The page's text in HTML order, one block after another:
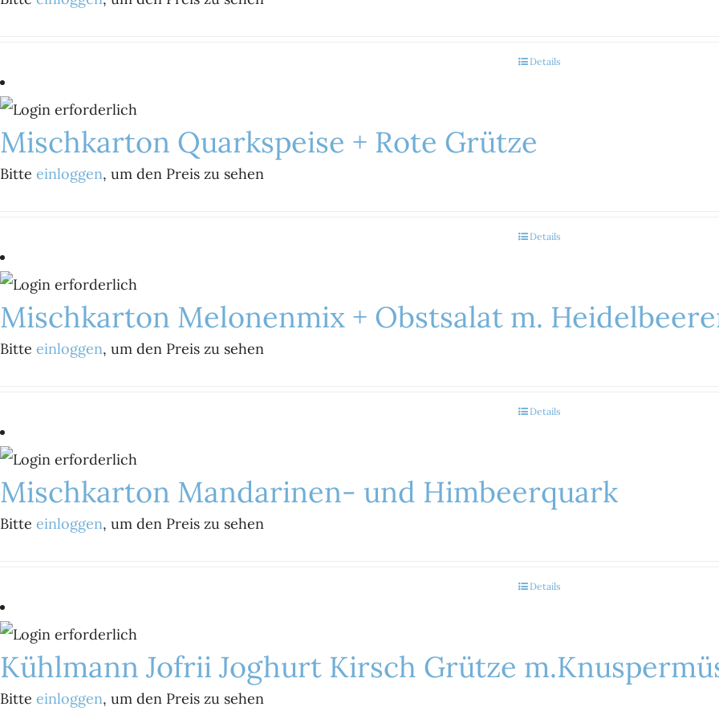
Details
Mischkarton Quarkspeise + Rote Grütze
Bitte einloggen, um den Preis zu sehen
Details
Mischkarton Melonenmix + Obstsalat m.
Bitte einloggen, um den Preis zu sehen
Details
Mischkarton Mandarinen- und Himbeerquark
Bitte einloggen, um den Preis zu sehen
Details
Kühlmann Jofrii Joghurt Kirsch Grütze
Bitte einloggen, um den Preis zu sehen